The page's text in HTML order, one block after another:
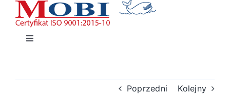
Przejdź
zawartości
Toggle
Poprzedni Kolejny